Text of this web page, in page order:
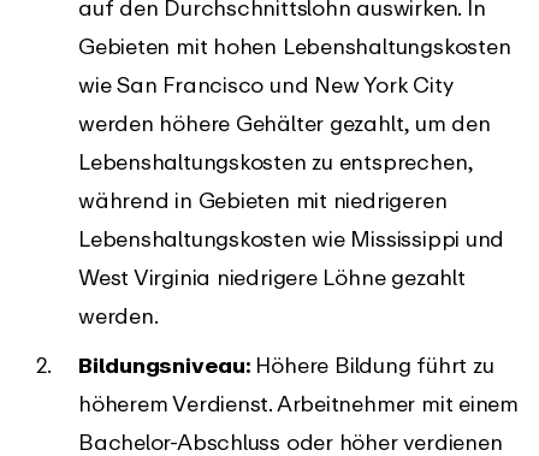
auf den Durchschnittslohn auswirken. In
Gebieten mit hohen Lebenshaltungskosten
wie San Francisco und New York City
werden höhere Gehälter gezahlt, um den
Lebenshaltungskosten zu entsprechen,
während in Gebieten mit niedrigeren
Lebenshaltungskosten wie Mississippi und
West Virginia niedrigere Löhne gezahlt
werden.
Bildungsniveau: Höhere Bildung führt zu
höherem Verdienst. Arbeitnehmer mit einem
Bachelor-Abschluss oder höher verdienen